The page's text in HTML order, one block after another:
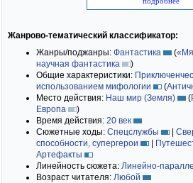
Жанрово-тематический классификатор:
Жанры/поджанры: Фантастика (
научная фантастика
)
Общие характеристики:
использованием мифологии
(
Место действия: Наш мир (Земля) (
Европа
)
Время действия: 20 век
Сюжетные ходы: Спецслужбы |
способности, супергерои
|
Артефакты
Линейность сюжета: Линейно-
Возраст читателя: Любой